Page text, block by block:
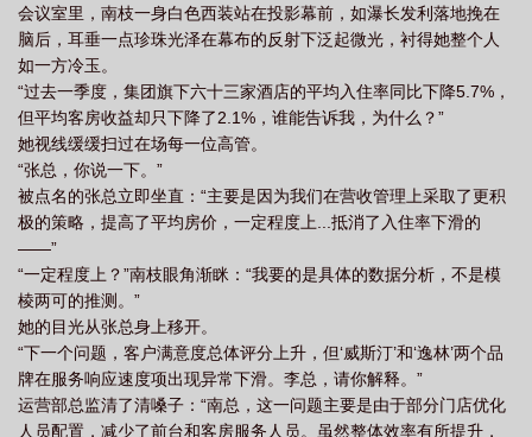
看似稳操胜券的对垒中，他竟成了最先不清醒的人。*凛冬寒夜，财
经新闻里还在播报伦敦那场百亿并购案，下一秒，门铃穿透凛冽风
声。商隽廷站在玄关的光晕里。他领带打得很松，西装外套没有
扣，大概是一路仆仆风尘，磨得他倦了，不像平日那么一丝不苟，
可是他眼睛很亮，映着暖光和她怔住的脸。“你不是在伦敦吗？”他往
前一步将她拥进怀里，“上次你说，我们还没有一起看过雪。”只因天
气预报京市有雪，他便跨越七个时区，只为赶在第一片雪花落地
前，来到她身边，来履一个关于雪的诺言。阅读提示：SC|年上四
岁|老房子着火男主港城顶豪，位高权重，手里握的不是钱，是规
则。比他身份更权威的是他爱老婆的心！男德代表，爱老婆护老婆
就是他的人生信仰！
—————————————————————————下一本
《窃雨》文案：暑假，孟知雨出国旅游，救了一个男人。对方是混
血，唇红齿白，一双琥珀色的眸子看过来，人畜无害。三天两夜，
他们相处得很愉快。为了避免麻烦，孟知雨没有告诉对方自己的真
名。回国后的前两天，孟知雨偶尔会想起那个唇红齿白的男人，以
会议室里，南枝一身白色西装站在投影幕前，如瀑长发利落地挽在
脑后，耳垂一点珍珠光泽在幕布的反射下泛起微光，衬得她整个人
如一方冷玉。
“过去一季度，集团旗下六十三家酒店的平均入住率同比下降5.7%，
但平均客房收益却只下降了2.1%，谁能告诉我，为什么？”
她视线缓缓扫过在场每一位高管。
“张总，你说一下。”
被点名的张总立即坐直：“主要是因为我们在营收管理上采取了更积
极的策略，提高了平均房价，一定程度上...抵消了入住率下滑的
——”
“一定程度上？”南枝眼角渐眯：“我要的是具体的数据分析，不是模
棱两可的推测。”
她的目光从张总身上移开。
“下一个问题，客户满意度总体评分上升，但‘威斯汀’和‘逸林’两个品
牌在服务响应速度项出现异常下滑。李总，请你解释。”
运营部总监清了清嗓子：“南总，这一问题主要是由于部分门店优化
人员配置，减少了前台和客房服务人员。虽然整体效率有所提升，